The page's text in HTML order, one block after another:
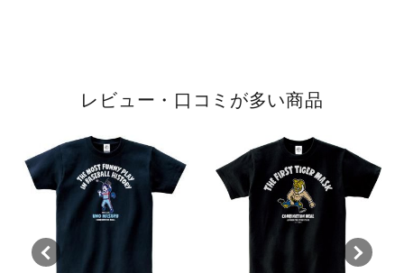
レビュー・口コミが多い商品